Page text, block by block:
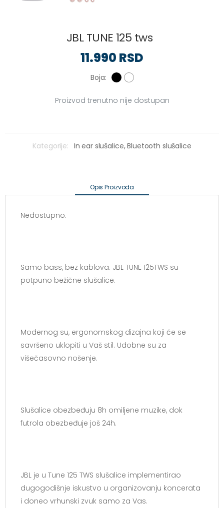
JBL TUNE 125 tws
11.990 RSD
Boja:
Proizvod trenutno nije dostupan
Kategorije: In ear slušalice,Bluetooth slušalice
Opis Proizvoda
Nedostupno.
Samo bass, bez kablova. JBL TUNE 125TWS su
potpuno bežične slušalice.
Modernog su, ergonomskog dizajna koji će se
savršeno uklopiti u Vaš stil. Udobne su za
višečasovno nošenje.
Slušalice obezbeđuju 8h omiljene muzike, dok
futrola obezbeđuje još 24h.
JBL je u Tune 125 TWS slušalice implementirao
dugogodišnje iskustvo u organizovanju koncerata
i doneo vrhunski zvuk samo za Vas.